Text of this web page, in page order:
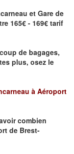
et Gare de
165€ - 169€ tarif
de bagages,
plus, osez le
à Aéroport
combien
de Brest-